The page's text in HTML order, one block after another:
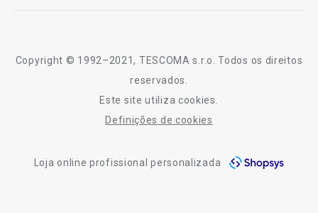
Copyright © 1992–2021, TESCOMA s.r.o. Todos os direitos
reservados.
Este site utiliza cookies.
Definições de cookies
Loja online profissional personalizada